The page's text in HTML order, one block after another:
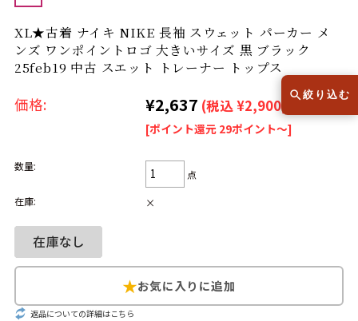
全国7店舗・公式通販の比較
発送について 12時までのご注文で当日出荷！
※対応不可：日祝、長期休暇、セール
Search by Hotword 今週のHOTワード（7/29〜8/4）
5 ラルフローレン
Search by Brandブランドから探す
XL★古着 ナイキ NIKE 長袖 スウェット パーカー メ
ンズ ワンポイントロゴ 大きいサイズ 黒 ブラック
25feb19 中古 スエット トレーナー トップス
価格: ¥2,637 (税込 ¥2,900)
[ポイント還元 29ポイント～]
数量:
点
在庫:
×
返品についての詳細はこちら
絞り込む